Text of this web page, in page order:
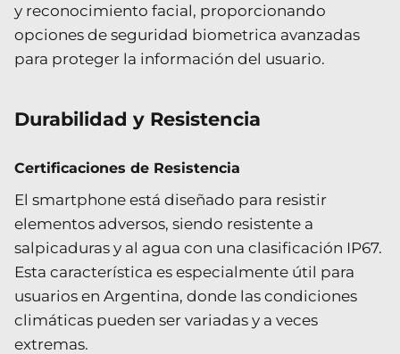
y reconocimiento facial, proporcionando
opciones de seguridad biometrica avanzadas
para proteger la información del usuario.
Durabilidad y Resistencia
Certificaciones de Resistencia
El smartphone está diseñado para resistir
elementos adversos, siendo resistente a
salpicaduras y al agua con una clasificación IP67.
Esta característica es especialmente útil para
usuarios en Argentina, donde las condiciones
climáticas pueden ser variadas y a veces
extremas.